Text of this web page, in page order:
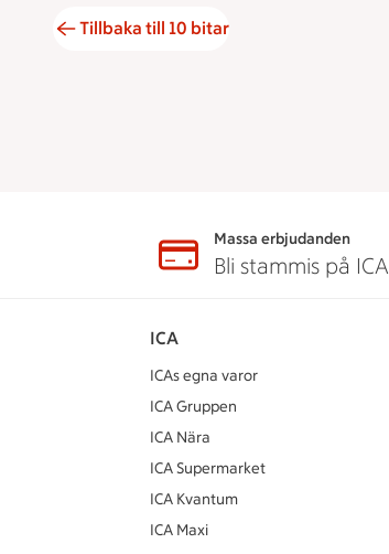
Tillbaka till 10 bitar
Massa erbjudanden
Bli stammis på ICA
ICA
ICAs egna varor
ICA Gruppen
ICA Nära
ICA Supermarket
ICA Kvantum
ICA Maxi